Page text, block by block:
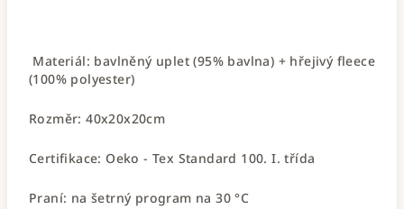
Materiál: bavlněný uplet (95% bavlna) + hřejivý fleece
(100% polyester)
Rozměr: 40x20x20cm
Certifikace: Oeko - Tex Standard 100. I. třída
Praní: na šetrný program na 30 °C